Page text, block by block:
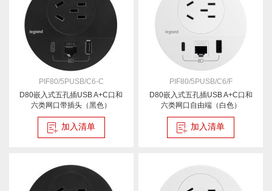
PIF80/5PUSB/C6-C
D80嵌入式五孔插USB A+C口和
六类网口带插头（黑色）
加入清单
PIF80/5PUSB/C6/F
D80嵌入式五孔插USB A+C口和
六类网口自由端（白色）
加入清单